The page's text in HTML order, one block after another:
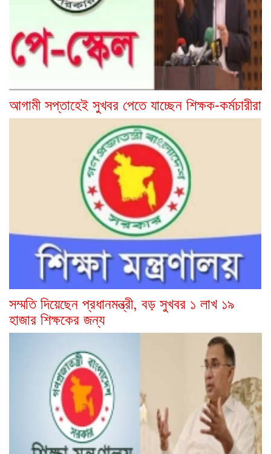
আগামী সপ্তাহেই সুখবর পেতে যাচ্ছেন শিক্ষক-কর্মচারীরা
সম্মতি দিয়েছেন প্রধানমন্ত্রী, বড় সুখবর ১ লাখ ১৯
হাজার শিক্ষকের জন্য